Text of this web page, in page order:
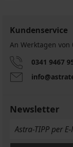
Kundenservice
An Werktagen von
0341 9467
Newsletter